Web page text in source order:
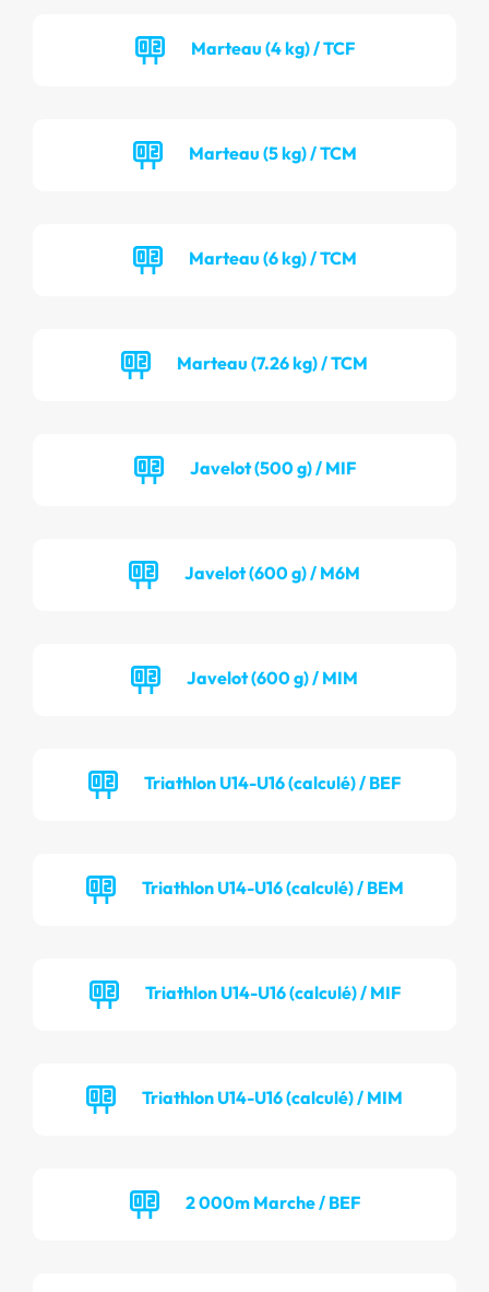
Marteau (4 kg) / TCF
Marteau (5 kg) / TCM
Marteau (6 kg) / TCM
Marteau (7.26 kg) / TCM
Javelot (500 g) / MIF
Javelot (600 g) / M6M
Javelot (600 g) / MIM
Triathlon U14-U16 (calculé) / BEF
Triathlon U14-U16 (calculé) / BEM
Triathlon U14-U16 (calculé) / MIF
Triathlon U14-U16 (calculé) / MIM
2 000m Marche / BEF